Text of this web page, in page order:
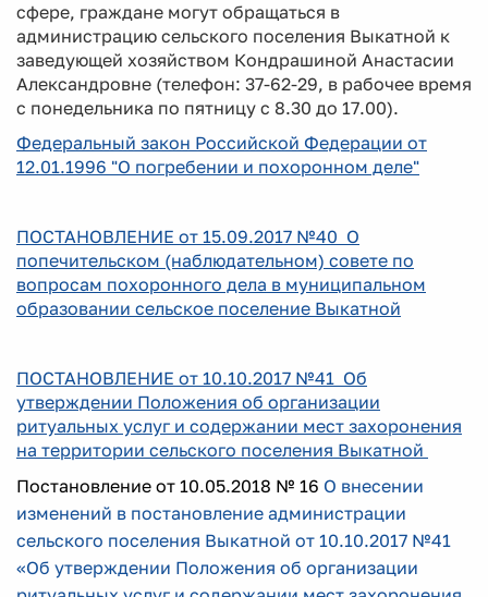
сфере, граждане могут обращаться в
администрацию сельского поселения Выкатной к
заведующей хозяйством Кондрашиной Анастасии
Александровне (телефон: 37-62-29, в рабочее время
с понедельника по пятницу с 8.30 до 17.00).
Федеральный закон Российской Федерации от
12.01.1996 "О погребении и похоронном деле"
ПОСТАНОВЛЕНИЕ от 15.09.2017 №40 О
попечительском (наблюдательном) совете по
вопросам похоронного дела в муниципальном
образовании сельское поселение Выкатной
ПОСТАНОВЛЕНИЕ от 10.10.2017 №41 Об
утверждении Положения об организации
ритуальных услуг и содержании мест захоронения
на территории сельского поселения Выкатной
Постановление от 10.05.2018 № 16 О внесении
изменений в постановление администрации
сельского поселения Выкатной от 10.10.2017 №41
«Об утверждении Положения об организации